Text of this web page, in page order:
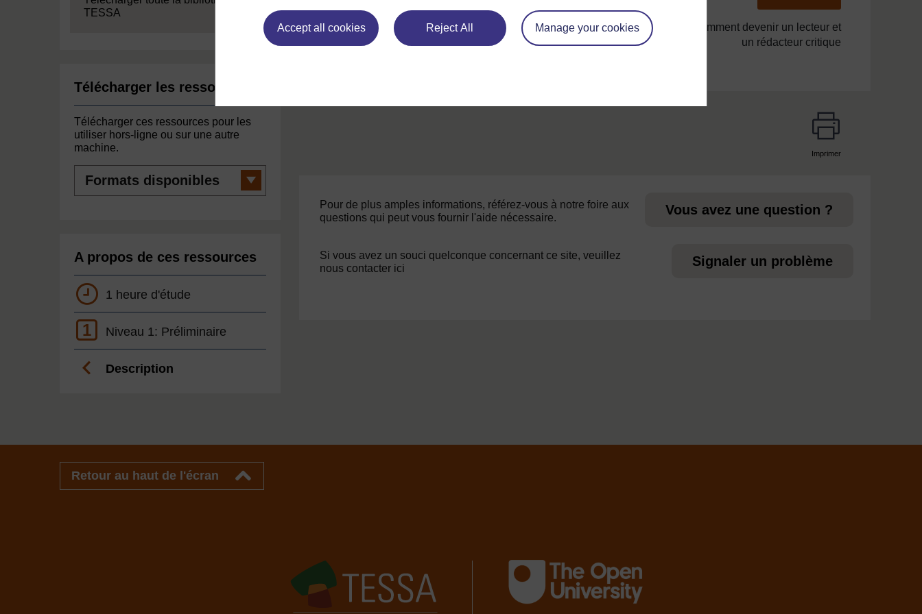
Accept all cookies Reject All Manage your cookies
TESSA
Télécharger les ressources
Télécharger ces ressources pour les
utiliser hors-ligne ou sur une autre
machine.
disponibles
A propos de ces ressources
1 heure d'étude
1 Niveau 1: Préliminaire
Description
Ressource 5 : Exemple de lettre écrite par la classe
de Viviane
Section numéro 5 : Comment devenir un lecteur et
un rédacteur critique
Imprimer
Pour de plus amples informations, référez-vous à notre foire aux
questions qui peut vous fournir l'aide nécessaire.
Vous avez une question ?
Si vous avez un souci quelconque concernant ce site, veuillez
nous contacter ici
Signaler un problème
Retour au haut de l'écran